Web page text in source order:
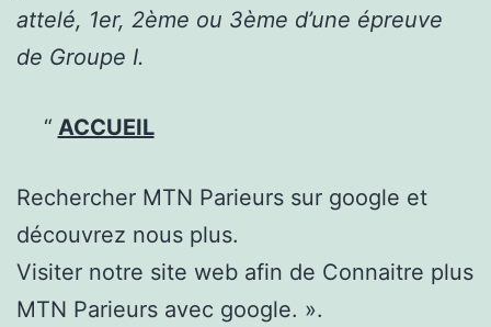
attelé, 1er, 2ème ou 3ème d’une épreuve
de Groupe I.
ACCUEIL
Rechercher MTN Parieurs sur google et
découvrez nous plus.
Visiter notre site web afin de Connaitre plus
MTN Parieurs avec google. ».